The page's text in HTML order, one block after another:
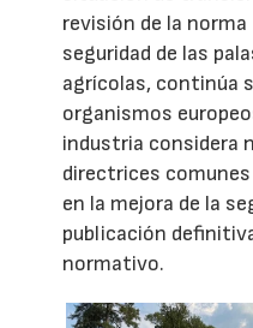
revisión de la norma
seguridad de las
agrícolas, continúa
organismos
industria considera
directrices
en la mejora de la
publicación
normativo.